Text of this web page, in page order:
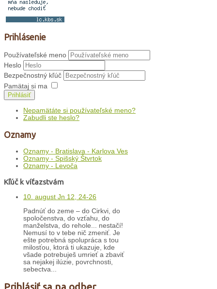
Prihlásenie
Používateľské meno
Heslo
Bezpečnostný kľúč
Pamätaj si ma
Prihlásiť
Nepamätáte si používateľské meno?
Zabudli ste heslo?
Oznamy
Oznamy - Bratislava - Karlova Ves
Oznamy - Spišský Štvrtok
Oznamy - Levoča
Kľúč k víťazstvám
10. august Jn 12, 24-26
Padnúť do zeme – do Cirkvi, do
spoločenstva, do vzťahu, do
manželstva, do rehole... nestačí!
Nemusí to v tebe nič zmeniť. Je
ešte potrebná spolupráca s tou
milosťou, ktorá ti ukazuje, kde
všade potrebuješ umrieť a zbaviť
sa nejakej ilúzie, povrchnosti,
sebectva...